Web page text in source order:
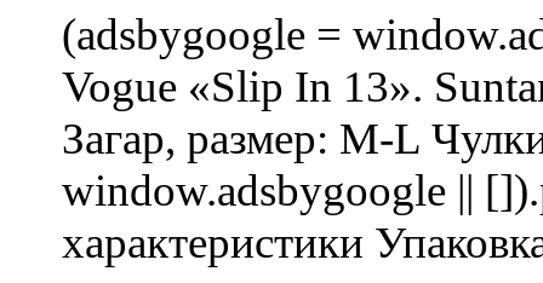
(adsbygoogle =
Vogue «Slip In 13».
Загар, размер: M-L
window.adsbygoogle ||
характеристики